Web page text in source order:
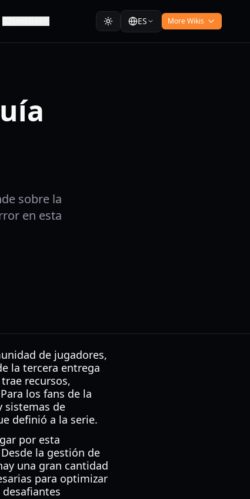
ES More Wikis
sobre la
en esta
de jugadores,
la tercera entrega
recursos,
los fans de la
sistemas de
definió a la serie.
por esta
la gestión de
una gran cantidad
para optimizar